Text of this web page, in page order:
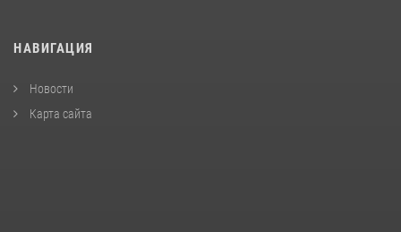
НАВИГАЦИЯ
Новости
Карта сайта